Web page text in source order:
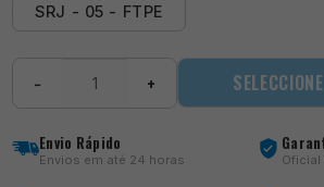
SRJ - 05 - FTPE
Jack
− +
Envio Rápido
Envios em até 24 horas Oficial